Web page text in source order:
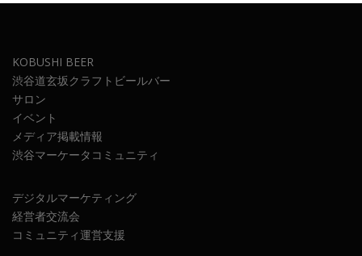
KOBUSHI BEER
渋谷道玄坂クラフトビールバー
サロン
イベント
メディア掲載情報
渋谷マーケータコミュニティ
デジタルマーケティング
経営者交流会
コミュニティ運営支援